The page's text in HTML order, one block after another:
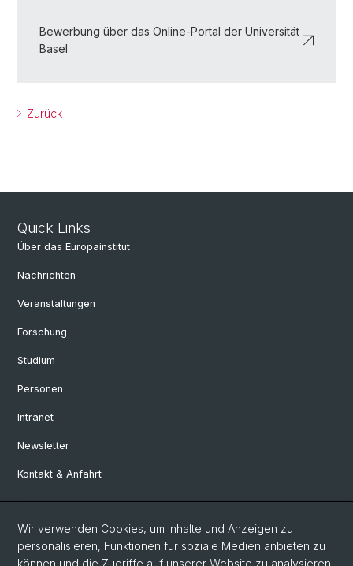
Bewerbung über das Online-Portal der Universität
Basel
Zurück
Quick Links
Über das Europainstitut
Nachrichten
Veranstaltungen
Forschung
Studium
Personen
Intranet
Newsletter
Kontakt & Anfahrt
Social Media
Facebook
Wir verwenden Cookies, um Inhalte und Anzeigen zu
personalisieren, Funktionen für soziale Medien anbieten zu
können und die Zugriffe auf unserer Website zu analysieren.